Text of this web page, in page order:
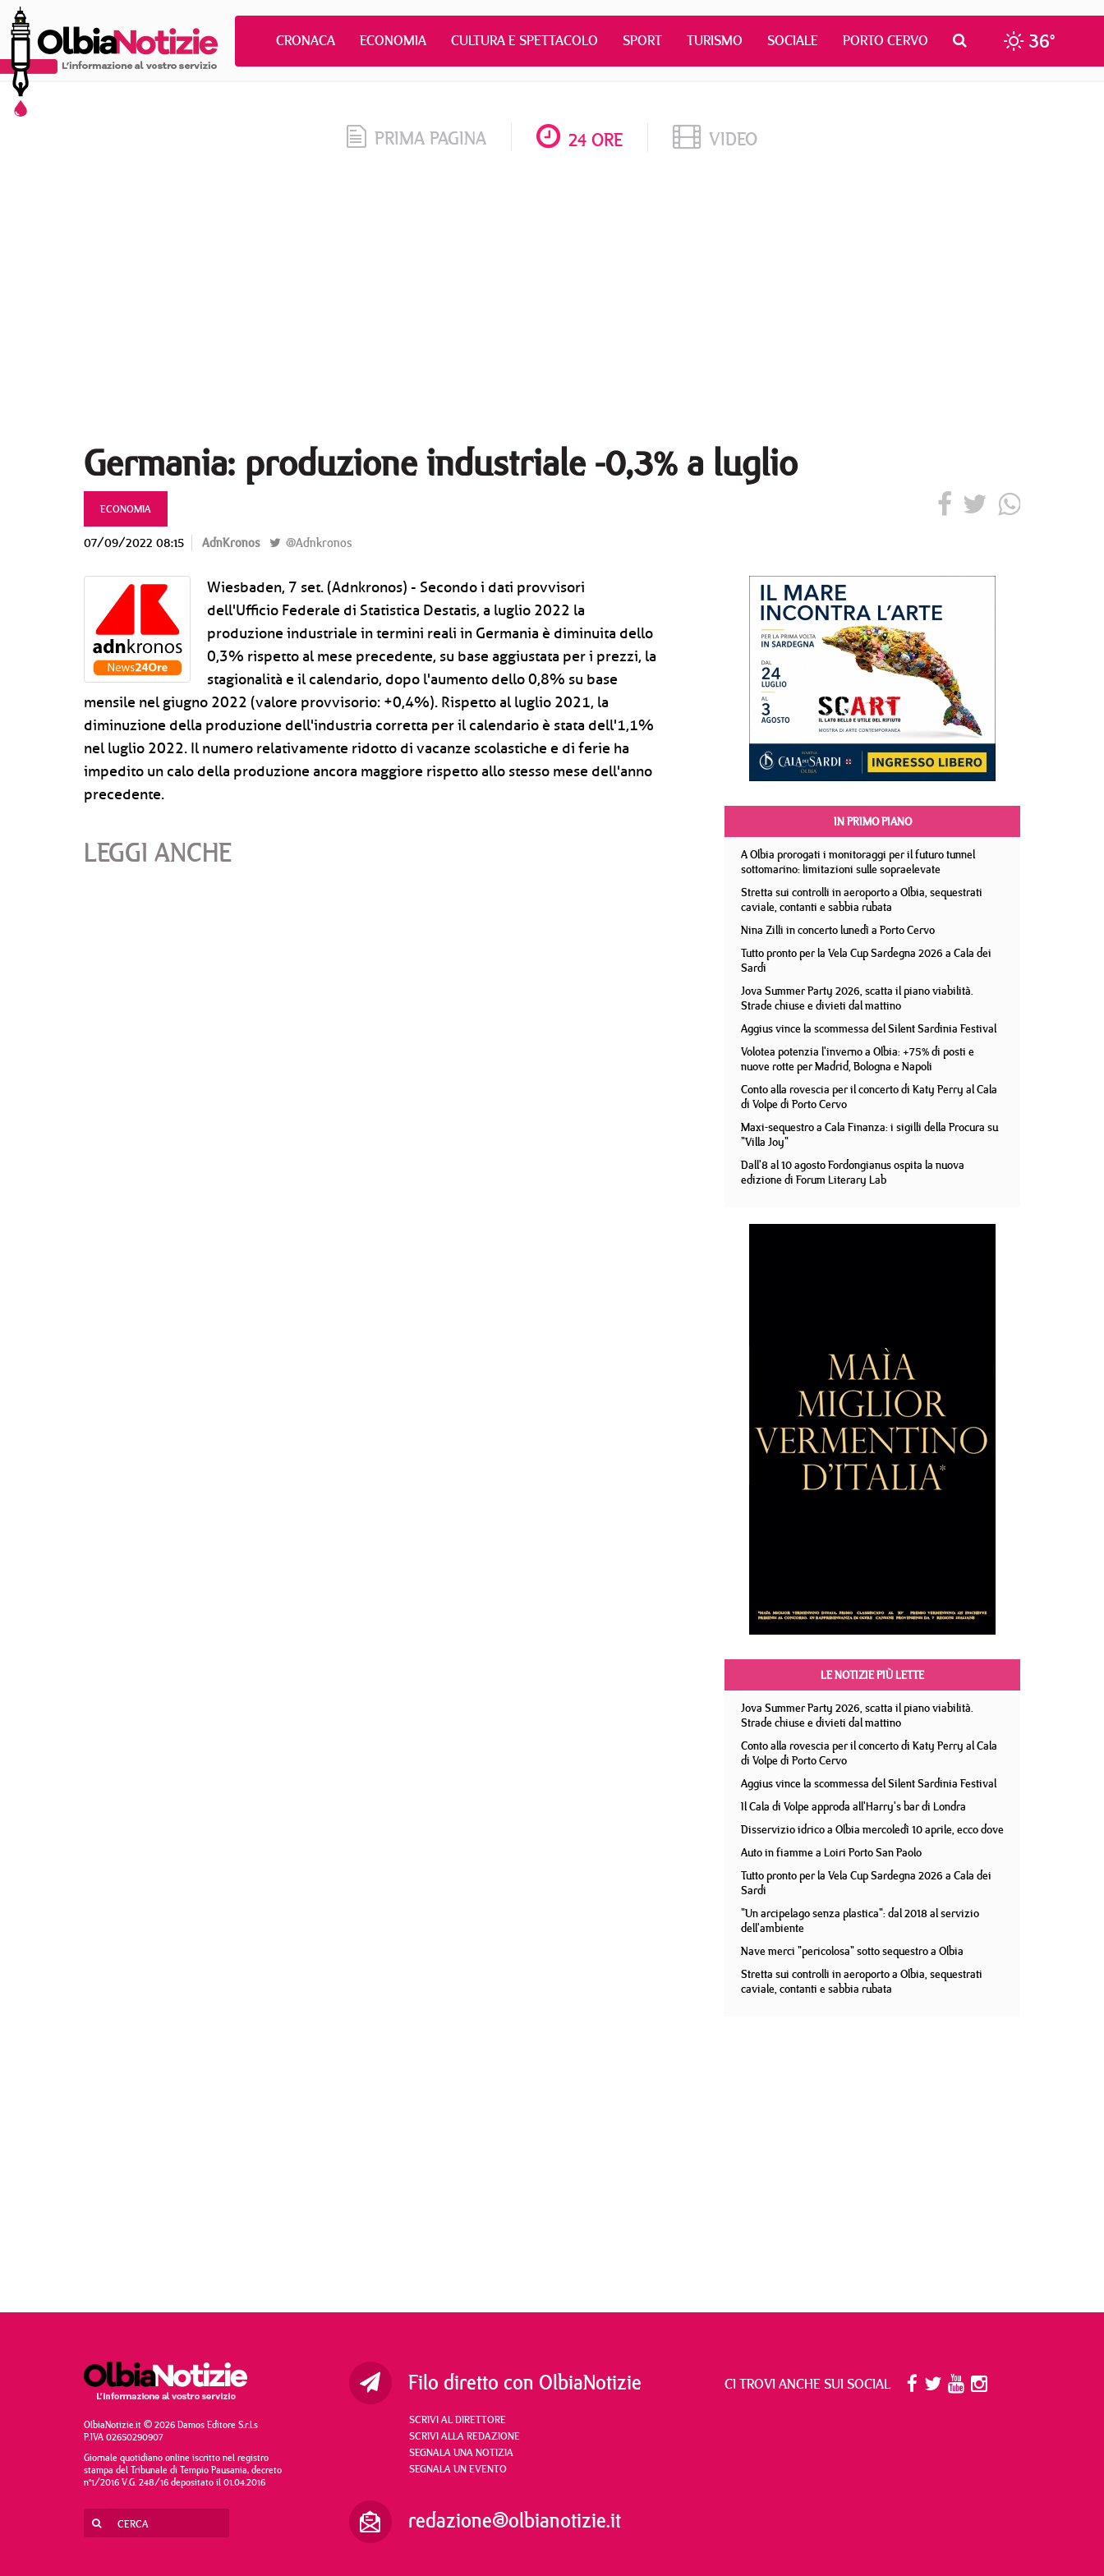
CRONACA ECONOMIA CULTURA E SPETTACOLO SPORT TURISMO SOCIALE PORTO CERVO 36°
PRIMA PAGINA 24 ORE VIDEO
Germania: produzione industriale -0,3% a luglio
ECONOMIA
07/09/2022 08:15 AdnKronos @Adnkronos
Wiesbaden, 7 set. (Adnkronos) - Secondo i dati provvisori
dell'Ufficio Federale di Statistica Destatis, a luglio 2022 la
produzione industriale in termini reali in Germania è diminuita dello
0,3% rispetto al mese precedente, su base aggiustata per i prezzi, la
stagionalità e il calendario, dopo l'aumento dello 0,8% su base
mensile nel giugno 2022 (valore provvisorio: +0,4%). Rispetto al luglio 2021, la
diminuzione della produzione dell'industria corretta per il calendario è stata dell'1,1%
nel luglio 2022. Il numero relativamente ridotto di vacanze scolastiche e di ferie ha
impedito un calo della produzione ancora maggiore rispetto allo stesso mese dell'anno
precedente.
LEGGI ANCHE
IN PRIMO PIANO
A Olbia prorogati i monitoraggi per il futuro tunnel
sottomarino: limitazioni sulle sopraelevate
Stretta sui controlli in aeroporto a Olbia, sequestrati
caviale, contanti e sabbia rubata
Nina Zilli in concerto lunedì a Porto Cervo
Tutto pronto per la Vela Cup Sardegna 2026 a Cala dei
Sardi
Jova Summer Party 2026, scatta il piano viabilità.
Strade chiuse e divieti dal mattino
Aggius vince la scommessa del Silent Sardinia Festival
Volotea potenzia l'inverno a Olbia: +75% di posti e
nuove rotte per Madrid, Bologna e Napoli
Conto alla rovescia per il concerto di Katy Perry al Cala
di Volpe di Porto Cervo
Maxi-sequestro a Cala Finanza: i sigilli della Procura su
"Villa Joy"
Dall'8 al 10 agosto Fordongianus ospita la nuova
edizione di Forum Literary Lab
LE NOTIZIE PIÙ LETTE
Jova Summer Party 2026, scatta il piano viabilità.
Strade chiuse e divieti dal mattino
Conto alla rovescia per il concerto di Katy Perry al Cala
di Volpe di Porto Cervo
Aggius vince la scommessa del Silent Sardinia Festival
Il Cala di Volpe approda all'Harry's bar di Londra
Disservizio idrico a Olbia mercoledì 10 aprile, ecco dove
Auto in fiamme a Loiri Porto San Paolo
Tutto pronto per la Vela Cup Sardegna 2026 a Cala dei
Sardi
"Un arcipelago senza plastica": dal 2018 al servizio
dell'ambiente
Nave merci "pericolosa" sotto sequestro a Olbia
Stretta sui controlli in aeroporto a Olbia, sequestrati
caviale, contanti e sabbia rubata
OlbiaNotizie.it © 2026 Damos Editore S.r.l.s
P.IVA 02650290907
Giornale quotidiano online iscritto nel registro
stampa del Tribunale di Tempio Pausania, decreto
n°1/2016 V.G. 248/16 depositato il 01.04.2016
Filo diretto con OlbiaNotizie
SCRIVI AL DIRETTORE
SCRIVI ALLA REDAZIONE
SEGNALA UNA NOTIZIA
SEGNALA UN EVENTO
redazione@olbianotizie.it
CI TROVI ANCHE SUI SOCIAL